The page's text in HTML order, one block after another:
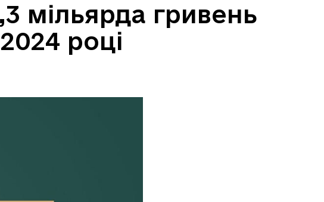
мільярда гривень
році